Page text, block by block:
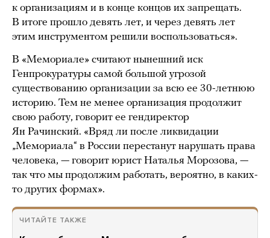
к организациям и в конце концов их запрещать.
В итоге прошло девять лет, и через девять лет
этим инструментом решили воспользоваться».
В «Мемориале» считают нынешний иск
Генпрокуратуры самой большой угрозой
существованию организации за всю ее 30-летнюю
историю. Тем не менее организация продолжит
свою работу, говорит ее гендиректор
Ян Рачинский. «Вряд ли после ликвидации
„Мемориала“ в России перестанут нарушать права
человека, — говорит юрист Наталья Морозова, —
так что мы продолжим работать, вероятно, в каких-
то других формах».
ЧИТАЙТЕ ТАКЖЕ